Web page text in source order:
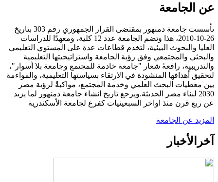
عن الجامعة
تأسست جامعة دمنهور بمقتضى القرار الجمهوري رقم 303 بتاريخ
26-10-2010، هذا وتضم الجامعة عدد 12 كلية، ومعهدًا للدراسات
العليا والبحوث البيئية، لتخدم قطاعات عدة على المستوي التعليمي
والبحثي والمجتمعي وفق رؤية الجامعة واستراتيجيتها التعليمية
والتدريبية، رافعةً شعار "جامعة خادمة للمجتمع وجامعة بلا أسوار"،
لتحقيق أهدافها المنشودة في الارتقاء بسياستها التعليمية، والمواءمة
بين معطيات البحث العلمي وخدمة المجتمع، مواكبةً لرؤية مصر
2030 لبناء مصر الحديثة.ويرجع تاريخ انشاء جامعة دمنهور لما يزيد
عن ربع قرن منذ اواخر السبعينيات كفرع لجامعة الأسكندرية
المزيد عن الجامعة
آخر الأخبار